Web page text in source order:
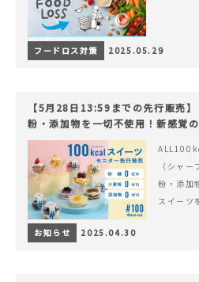
フードロス対策 2025.05.29
【5月28日13:59までの先行販売
粉・添加物を一切不使用！新感覚
ツでヘルシーライフを。
（シャ
粉・添加
スイーツ
お知らせ 2025.04.30